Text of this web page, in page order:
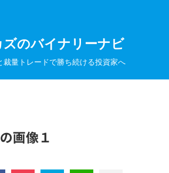
ズのバイナリーナビ
裁量トレードで勝ち続ける投資家へ
画像１